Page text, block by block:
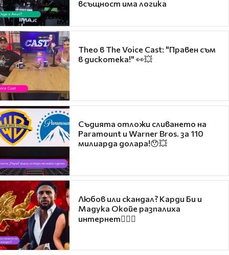
всъщност има логика
Theo в The Voice Cast: "Правен съм
в дискотека!" 👀💥
Съдията отложи сливането на
Paramount и Warner Bros. за 110
милиарда долара!😯💥
Любов или скандал? Карди Би и
Мадука Окойе разпалиха
интернет❤️‍🔥🔥